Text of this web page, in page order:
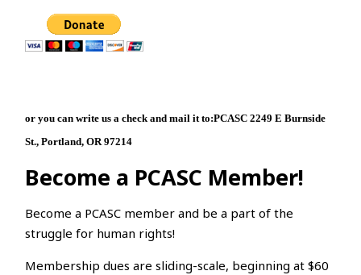
or you can write us a check and mail it to:PCASC 2249 E Burnside
St., Portland, OR 97214
Become a PCASC Member!
Become a PCASC member and be a part of the
struggle for human rights!
Membership dues are sliding-scale, beginning at $60